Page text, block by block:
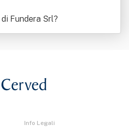
Fundera Srl?
Info Legali